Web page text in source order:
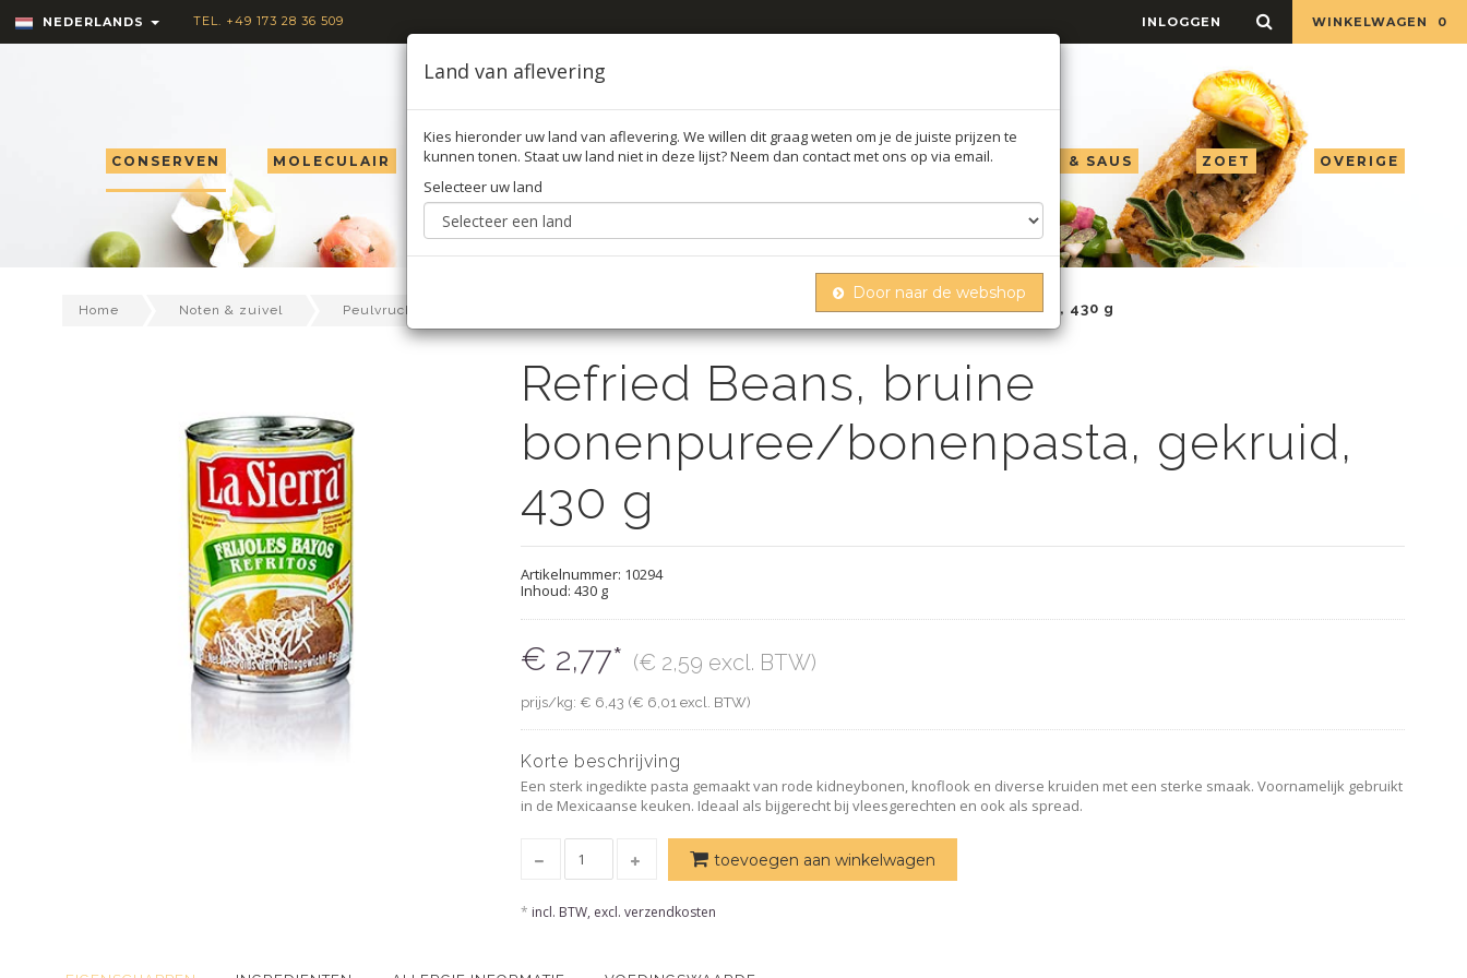
NEDERLANDS TEL. +49 173 28 36 509 WINKELWAGEN 0
INLOGGEN
CONSERVEN MOLECULAIR TRUFFEL OLIE AZIJN & SAUS ZOET OVERIGE
Home Noten & zuivel Peulvruchten Refried beans, bruine bonenpuree/bonenpasta, gekruid, 430 g
Refried Beans, bruine
bonenpuree/bonenpasta, gekruid,
430 g
Artikelnummer: 10294
Inhoud: 430 g
€ 2,77* (€ 2,59 excl. BTW)
prijs/kg: € 6,43 (€ 6,01 excl. BTW)
Korte beschrijving
Een sterk ingedikte pasta gemaakt van rode kidneybonen, knoflook en diverse kruiden met een sterke smaak. Voornamelijk gebruikt
in de Mexicaanse keuken. Ideaal als bijgerecht bij vleesgerechten en ook als spread.
toevoegen aan winkelwagen
* incl. BTW, excl. verzendkosten
Land van aflevering
Kies hieronder uw land van aflevering. We willen dit graag weten om je de juiste prijzen te
kunnen tonen. Staat uw land niet in deze lijst? Neem dan contact met ons op via email.
Selecteer uw land
Door naar de webshop